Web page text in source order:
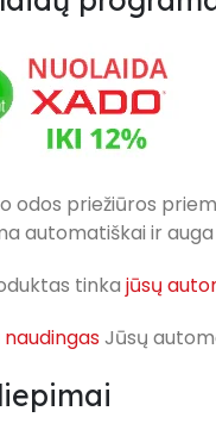
odos priežiūros
automatiškai ir
tinka jūsų
Jūsų